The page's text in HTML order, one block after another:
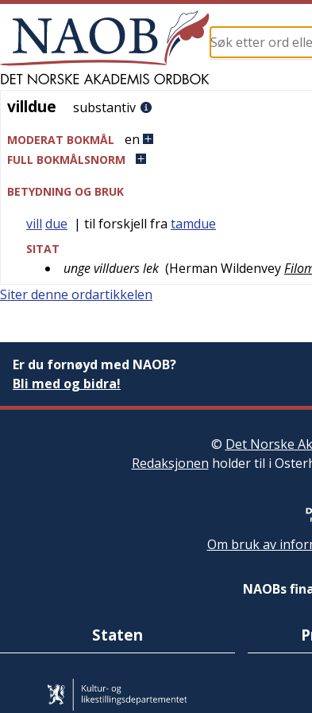
villdue
villdue substantiv
MODERAT BOKMÅL en
FULL BOKMÅLSNORM
BETYDNING OG BRUK
vill due | til forskjell fra tamdue
SITAT
unge villduers lek (Herman Wildenvey
Siter denne ordartikkelen
Er du fornøyd med NAOB?
Bli med og bidra!
© Det Norske
Redaksjonen holder til i
Om bruk av
NAOBs
Staten